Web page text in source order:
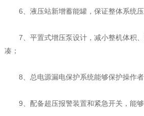
6、液压站新增蓄能罐，保证整体系统压
7、平置式增压泵设计，减小整机体积、
凑；
8、总电源漏电保护系统能够保护操作者
9、配备超压报警装置和紧急开关，能够